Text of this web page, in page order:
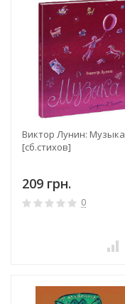
Виктор Лунин: Музыка
[сб.стихов]
209 грн.
0